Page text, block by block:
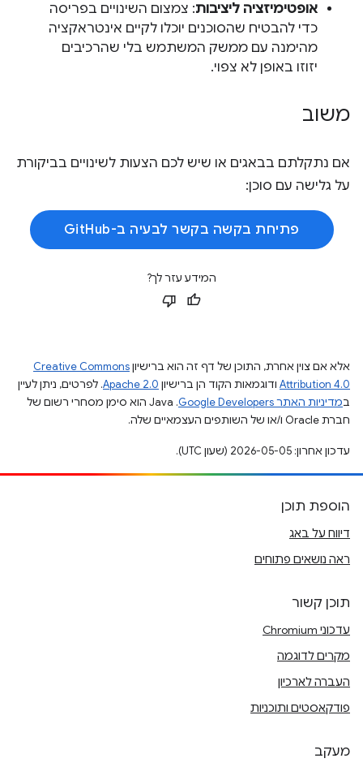
אופטימיזציה ליציבות: צמצום השינויים בפריסה
כדי להבטיח שהסוכנים יוכלו לקיים אינטראקציה
מהימנה עם ממשק המשתמש בלי שהרכיבים
יזוזו באופן לא צפוי.
משוב
אם נתקלתם בבאגים או שיש לכם הצעות לשינויים בביקורת
על גלישה עם סוכן:
פתיחת בקשה בקשר לבעיה ב-GitHub
המידע עזר לך?
אלא אם צוין אחרת, התוכן של דף זה הוא ברישיוןCreative Commons
Attribution 4.0 ודוגמאות הקוד הן ברישיון Apache 2.0. לפרטים, ניתן לעיין
במדיניות האתר Google Developers‏
.‏ Java הוא סימן מסחרי רשום של
חברת Oracle ו/או של השותפים העצמאיים שלה.
עדכון אחרון: 2026-05-05 (שעון UTC).
הוספת תוכן
דיווח על באג
ראה נושאים פתוחים
תוכן קשור
עדכוני Chromium
מקרים לדוגמה
העברה לארכיון
פודקאסטים ותוכניות
מעקב